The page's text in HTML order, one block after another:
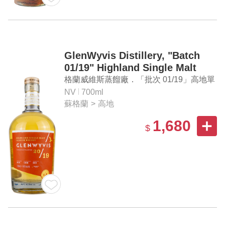
GlenWyvis Distillery, "Batch
01/19" Highland Single Malt
Scotch Whisky
格蘭威維斯蒸餾廠．「批次 01/19」高地單
一麥芽蘇格蘭威士忌
NV
700ml
蘇格蘭 > 高地
$ 1,680